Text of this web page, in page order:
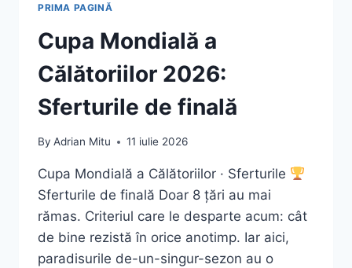
PRIMA PAGINĂ
Cupa Mondială a
Călătoriilor 2026:
Sferturile de finală
By Adrian Mitu 11 iulie 2026
Cupa Mondială a Călătoriilor · Sferturile
Sferturile de finală Doar 8 țări au mai
rămas. Criteriul care le desparte acum: cât
de bine rezistă în orice anotimp. Iar aici,
paradisurile de-un-singur-sezon au o